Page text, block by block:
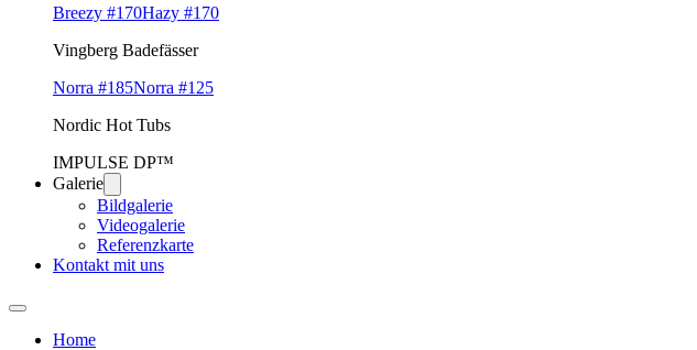
Breezy #170Hazy #170
Vingberg Badefässer
Norra #185Norra #125
Nordic Hot Tubs
IMPULSE DP™
Galerie
Bildgalerie
Videogalerie
Referenzkarte
Kontakt mit uns
Home